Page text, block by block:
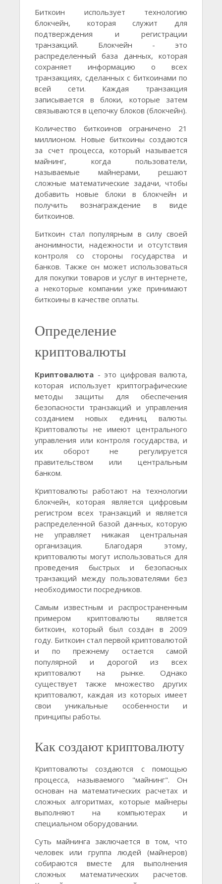
Биткоин использует технологию
блокчейн, которая служит для
подтверждения и регистрации
транзакций. Блокчейн - это
распределенный база данных, которая
сохраняет информацию о всех
транзакциях, сделанных с биткоинами по
всей сети. Каждая транзакция
записывается в блоки, которые затем
связываются в цепочку блоков (блокчейн).
Количество биткоинов ограничено 21
миллионом. Новые биткоины создаются
за счет процесса, который называется
майнинг, когда пользователи,
называемые майнерами, решают
сложные математические задачи, чтобы
добавить новые блоки в блокчейн и
получить вознаграждение в виде
биткоинов.
Биткоин стал популярным в силу своей
анонимности, надежности и отсутствия
контроля со стороны государства и
банков. Также он может использоваться
для покупки товаров и услуг в интернете,
а некоторые компании уже принимают
биткоины в качестве оплаты.
Определение
криптовалюты
Криптовалюта - это цифровая валюта,
которая использует криптографические
методы защиты для обеспечения
безопасности транзакций и управления
созданием новых единиц валюты.
Криптовалюты не имеют центрального
управления или контроля государства, и
их оборот не регулируется
правительством или центральным
банком.
Криптовалюты работают на технологии
блокчейн, которая является цифровым
регистром всех транзакций и является
распределенной базой данных, которую
не управляет никакая центральная
организация. Благодаря этому,
криптовалюты могут использоваться для
проведения быстрых и безопасных
транзакций между пользователями без
необходимости посредников.
Самым известным и распространенным
примером криптовалюты является
биткоин, который был создан в 2009
году. Биткоин стал первой криптовалютой
и по прежнему остается самой
популярной и дорогой из всех
криптовалют на рынке. Однако
существует также множество других
криптовалют, каждая из которых имеет
свои уникальные особенности и
принципы работы.
Как создают криптовалюту
Криптовалюты создаются с помощью
процесса, называемого "майнинг". Он
основан на математических расчетах и
сложных алгоритмах, которые майнеры
выполняют на компьютерах и
специальном оборудовании.
Суть майнинга заключается в том, что
человек или группа людей (майнеров)
собираются вместе для выполнения
сложных математических расчетов.